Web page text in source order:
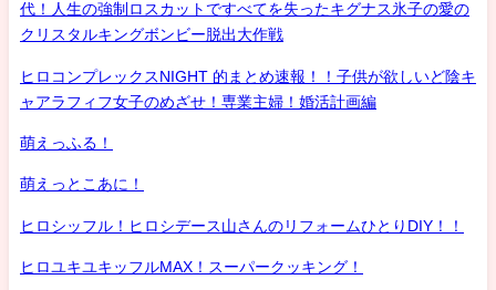
代！人生の強制ロスカットですべてを失ったキグナス氷子の愛の
クリスタルキングボンビー脱出大作戦
ヒロコンプレックスNIGHT 的まとめ速報！！子供が欲しいど陰キ
ャアラフィフ女子のめざせ！専業主婦！婚活計画編
萌えっふる！
萌えっとこあに！
ヒロシッフル！ヒロシデース山さんのリフォームひとりDIY！！
ヒロユキユキッフルMAX！スーパークッキング！